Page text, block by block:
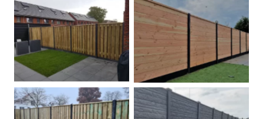
Betonpalen schutting Douglas